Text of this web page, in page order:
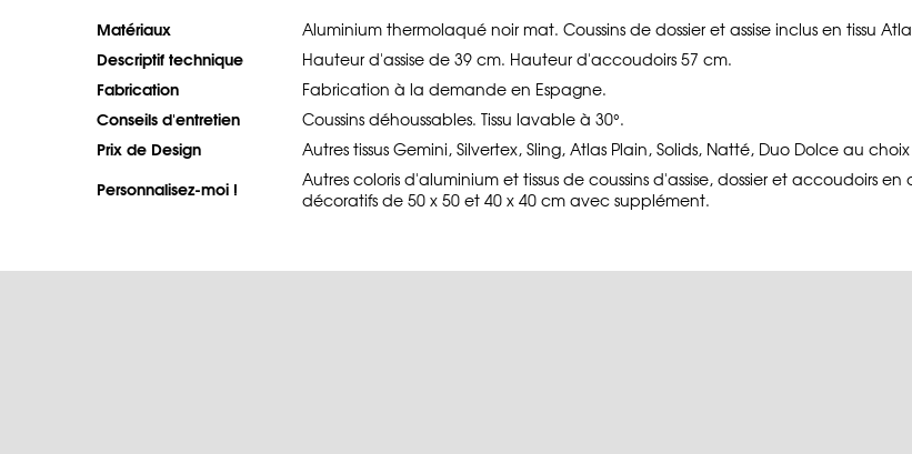
Matériaux Aluminium thermolaqué noir mat. Coussins de dossier et assise inclus en tissu
Descriptif technique Hauteur d'assise de 39 cm. Hauteur d'accoudoirs 57 cm.
Fabrication Fabrication à la demande en Espagne.
Conseils d'entretien Coussins déhoussables. Tissu lavable à 30°.
Prix de Design Autres tissus Gemini, Silvertex, Sling, Atlas Plain, Solids, Natté, Duo Dolce au
Personnalisez-moi !
Autres coloris d'aluminium et tissus de coussins d'assise, dossier et accoudoirs
décoratifs de 50 x 50 et 40 x 40 cm avec supplément.